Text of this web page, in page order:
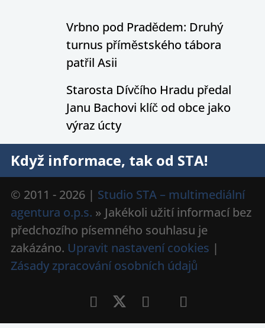
Vrbno pod Pradědem: Druhý
turnus příměstského tábora
patřil Asii
Starosta Dívčího Hradu předal
Janu Bachovi klíč od obce jako
výraz úcty
Když informace, tak od STA!
© 2011 - 2026 | Studio STA – multimediální
agentura o.p.s. » Jakékoli užití informací bez
předchozího písemného souhlasu je
zakázáno. Upravit nastavení cookies |
Zásady zpracování osobních údajů